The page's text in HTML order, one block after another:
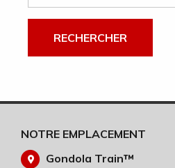
NOTRE EMPLACEMENT
Gondola Train™